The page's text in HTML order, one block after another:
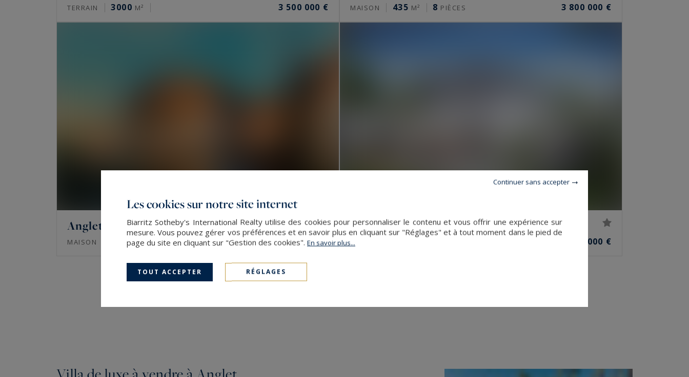
TERRAIN 3000 M² 3 500 000 € MAISON 435 M² 8 PIÈCES 3 800 000 €
Anglet
MAISON 115.81M² 5PIÈCES 830 000 €
Anglet
170.99 1 840 000 €
Les cookies sur notre site internet
Biarritz Sotheby's International Realty utilise des cookies pour personnaliser le contenu et vous offrir une expérience sur
mesure. Vous pouvez gérer vos préférences et en savoir plus en cliquant sur "Réglages" et à tout moment dans le pied de
page du site en cliquant sur "Gestion des cookies". En savoir plus...
TOUT ACCEPTER RÉGLAGES
Continuer sans accepter